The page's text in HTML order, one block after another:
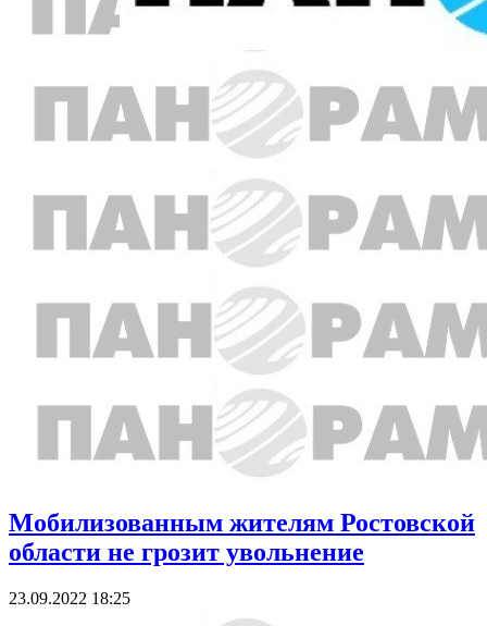
Мобилизованным жителям Ростовской
области не грозит увольнение
23.09.2022 18:25